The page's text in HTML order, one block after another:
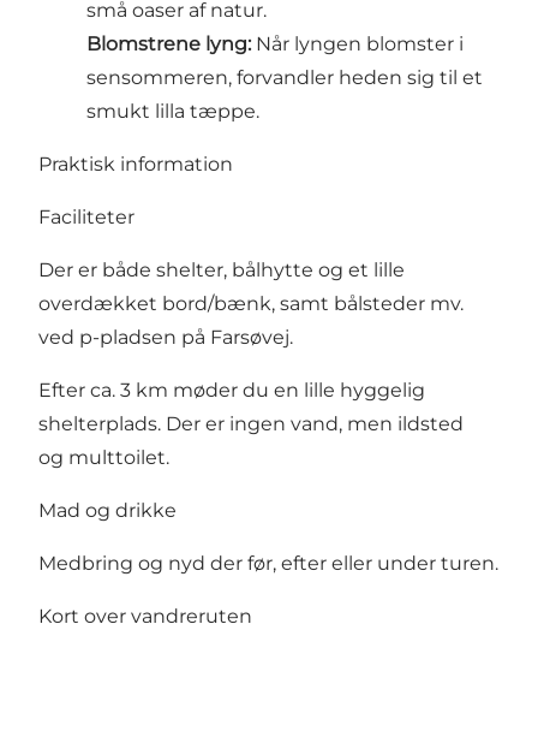
små oaser af natur.
Blomstrene lyng: Når lyngen blomster i
sensommeren, forvandler heden sig til et
smukt lilla tæppe.
Praktisk information
Faciliteter
Der er både shelter, bålhytte og et lille
overdækket bord/bænk, samt bålsteder mv.
ved p-pladsen på Farsøvej.
Efter ca. 3 km møder du en lille hyggelig
shelterplads. Der er ingen vand, men ildsted
og multtoilet.
Mad og drikke
Medbring og nyd der før, efter eller under turen.
Kort over vandreruten